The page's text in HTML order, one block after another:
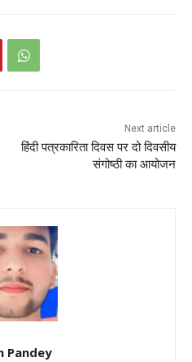
Next article
हिंदी पत्रकारिता दिवस पर दो दिवसीय
संगोष्ठी का आयोजन
Pandey